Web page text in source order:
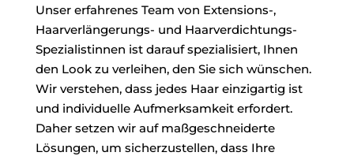
Unser erfahrenes Team von Extensions-,
Haarverlängerungs- und Haarverdichtungs-
Spezialistinnen ist darauf spezialisiert, Ihnen
den Look zu verleihen, den Sie sich wünschen.
Wir verstehen, dass jedes Haar einzigartig ist
und individuelle Aufmerksamkeit erfordert.
Daher setzen wir auf maßgeschneiderte
Lösungen, um sicherzustellen, dass Ihre